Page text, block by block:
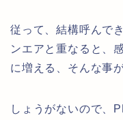
従って、結構呼んで
ンエアと重なると、
に増える、そんな事
しょうがないので、